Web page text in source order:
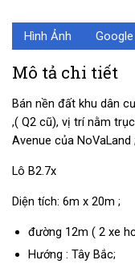
Hình Ảnh
Mô tả chi tiết
Bán nền đất khu dân
,( Q2 cũ), vị trí nằm
Avenue của NoVaLand ;
Lô B2.7x
Diện tích: 6m x 20m ;
đường 12m ( 2 xe
Hướng : Tây Bắc;